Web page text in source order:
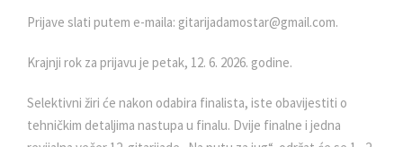
Prijave slati putem e-maila: gitarijadamostar@gmail.com.
Krajnji rok za prijavu je petak, 12. 6. 2026. godine.
Selektivni žiri će nakon odabira finalista, iste obavijestiti o
tehničkim detaljima nastupa u finalu. Dvije finalne i jedna